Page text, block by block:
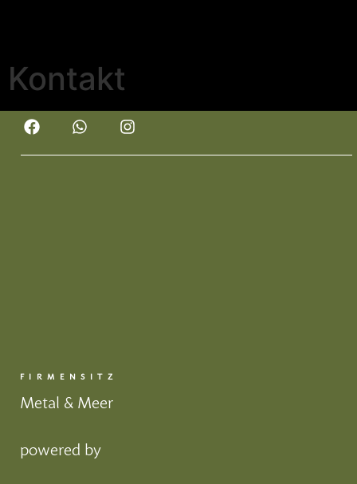
Kontakt
FIRMENSITZ
Metal & Meer
powered by